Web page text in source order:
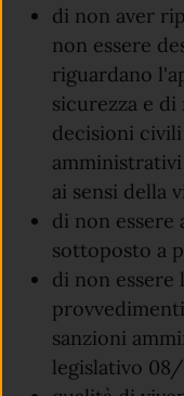
di non aver
non essere
riguardano
sicurezza e
decisioni
ai sensi della
di non essere
sottoposto a
di non
sanzioni
legislativo